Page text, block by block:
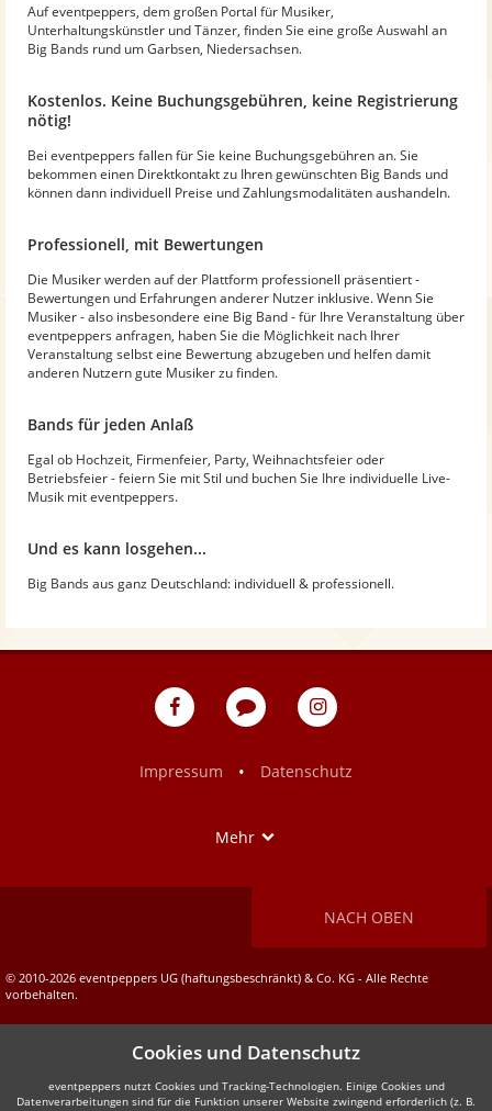
Auf eventpeppers, dem großen Portal für Musiker,
Unterhaltungskünstler und Tänzer, finden Sie eine große Auswahl an
Big Bands rund um Garbsen, Niedersachsen.
Kostenlos. Keine Buchungsgebühren, keine Registrierung
nötig!
Bei eventpeppers fallen für Sie keine Buchungsgebühren an. Sie
bekommen einen Direktkontakt zu Ihren gewünschten Big Bands und
können dann individuell Preise und Zahlungsmodalitäten aushandeln.
Professionell, mit Bewertungen
Die Musiker werden auf der Plattform professionell präsentiert -
Bewertungen und Erfahrungen anderer Nutzer inklusive. Wenn Sie
Musiker - also insbesondere eine Big Band - für Ihre Veranstaltung über
eventpeppers anfragen, haben Sie die Möglichkeit nach Ihrer
Veranstaltung selbst eine Bewertung abzugeben und helfen damit
anderen Nutzern gute Musiker zu finden.
Bands für jeden Anlaß
Egal ob Hochzeit, Firmenfeier, Party, Weihnachtsfeier oder
Betriebsfeier - feiern Sie mit Stil und buchen Sie Ihre individuelle Live-
Musik mit eventpeppers.
Und es kann losgehen...
Big Bands aus ganz Deutschland: individuell & professionell.
eventpeppers
Blog
eventpeppers
Impressum
• Datenschutz
Mehr
NACH OBEN
© 2010-2026 eventpeppers UG (haftungsbeschränkt) & Co. KG - Alle Rechte
vorbehalten.
Cookies und Datenschutz
eventpeppers nutzt Cookies und Tracking-Technologien. Einige Cookies und
Datenverarbeitungen sind für die Funktion unserer Website zwingend erforderlich (z. B.